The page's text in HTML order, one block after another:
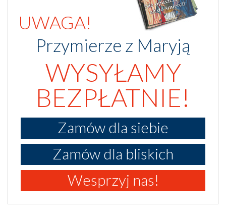
UWAGA!
Przymierze z Maryją
WYSYŁAMY
BEZPŁATNIE!
Zamów dla siebie
Zamów dla bliskich
Wesprzyj nas!